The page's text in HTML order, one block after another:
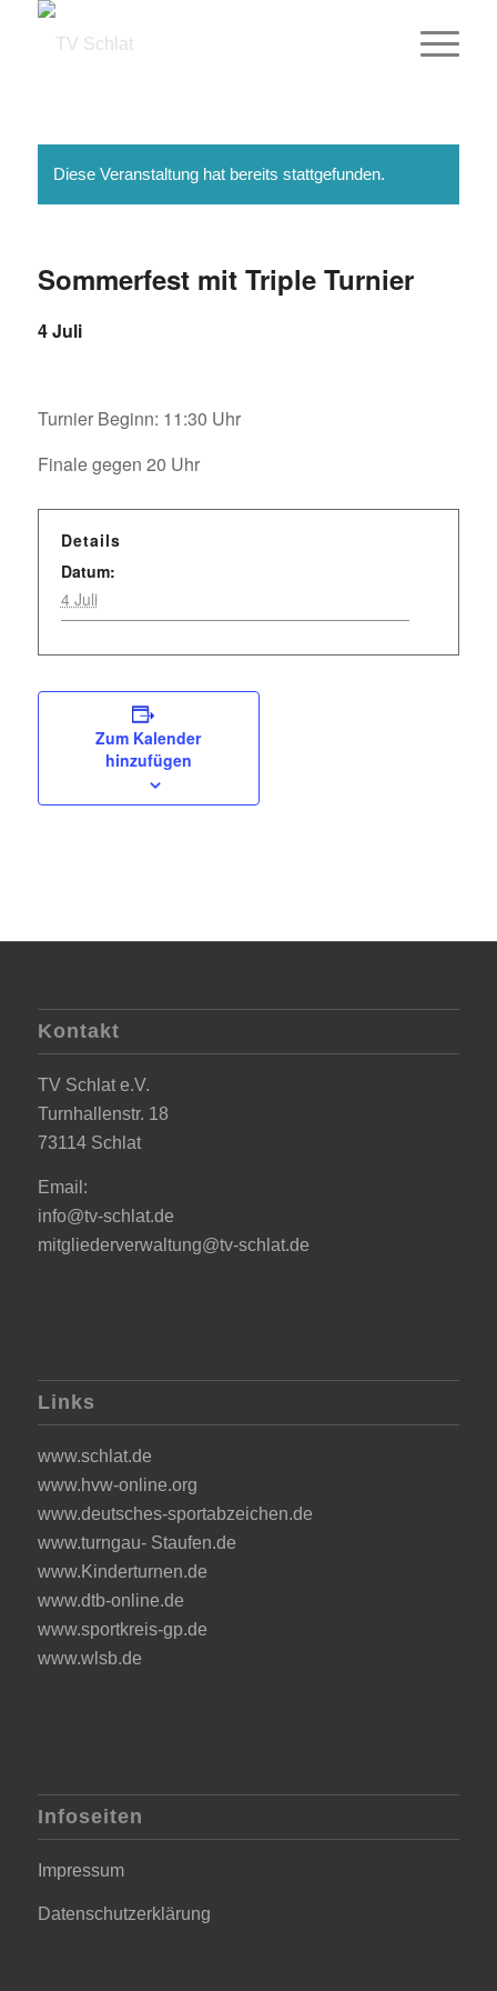
Diese Veranstaltung hat bereits stattgefunden.
Sommerfest mit Triple Turnier
4 Juli
Turnier Beginn: 11:30 Uhr
Finale gegen 20 Uhr
Details
Datum:
4 Juli
Zum Kalender
hinzufügen
Kontakt
TV Schlat e.V.
Turnhallenstr. 18
73114 Schlat
Email:
info@tv-schlat.de
mitgliederverwaltung@tv-schlat.de
Links
www.schlat.de
www.hvw-online.org
www.deutsches-sportabzeichen.de
www.turngau- Staufen.de
www.Kinderturnen.de
www.dtb-online.de
www.sportkreis-gp.de
www.wlsb.de
Infoseiten
Impressum
Datenschutzerklärung